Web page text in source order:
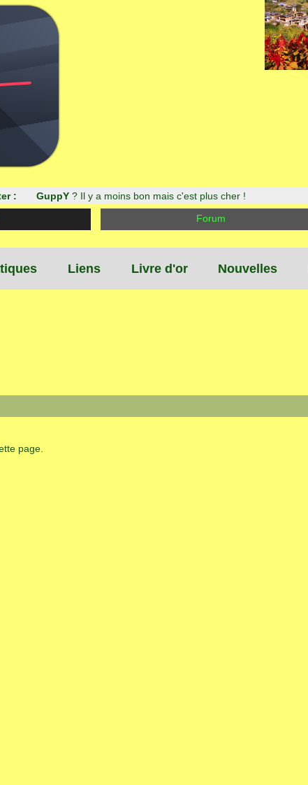
: GuppY? Il y a moins bon mais c'est plus cher !
Forum
Liens Livre d'or Nouvelles
page.